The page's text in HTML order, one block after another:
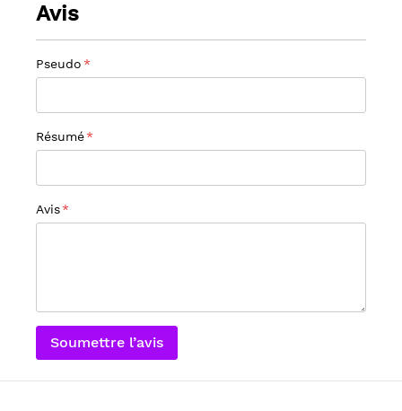
Avis
Pseudo
Résumé
Avis
Soumettre l’avis